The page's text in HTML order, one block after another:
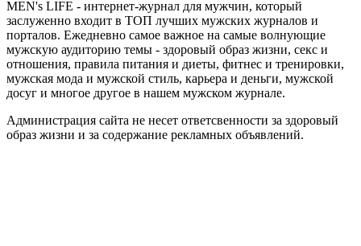
MEN's LIFE - интернет-журнал для мужчин, который
заслуженно входит в ТОП лучших мужских журналов и
порталов. Ежедневно самое важное на самые волнующие
мужскую аудиторию темы - здоровый образ жизни, секс и
отношения, правила питания и диеты, фитнес и тренировки,
мужская мода и мужской стиль, карьера и деньги, мужской
досуг и многое другое в нашем мужском журнале.
Администрация сайта не несет ответсвенности за здоровый
образ жизни и за содержание рекламных объявлений.